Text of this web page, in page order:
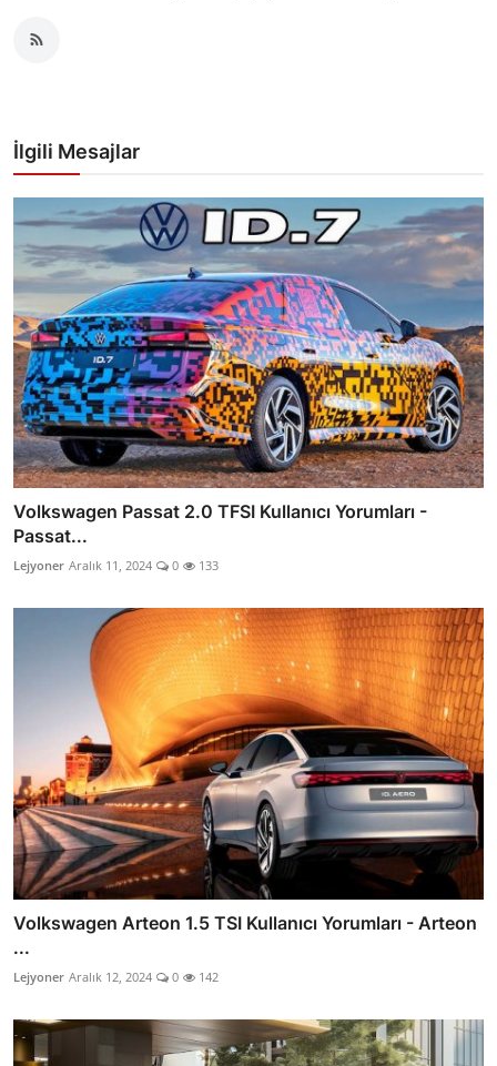
İlgili Mesajlar
Volkswagen Passat 2.0 TFSI Kullanıcı Yorumları -
Passat...
Lejyoner Aralık 11, 2024 0 133
Volkswagen Arteon 1.5 TSI Kullanıcı Yorumları - Arteon
...
Lejyoner Aralık 12, 2024 0 142